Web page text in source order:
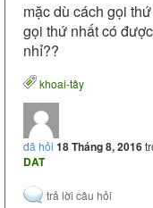
mặc dù cách gọi
gọi thứ nhất có
nhỉ??
khoai-tây
đã hỏi 18 Tháng 8, 2016
DAT